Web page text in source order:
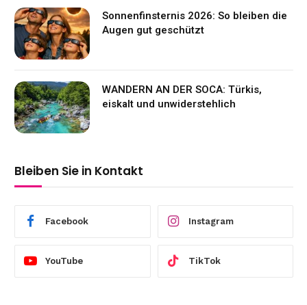
Sonnenfinsternis 2026: So bleiben die
Augen gut geschützt
WANDERN AN DER SOCA: Türkis,
eiskalt und unwiderstehlich
Bleiben Sie in Kontakt
Facebook Instagram
YouTube TikTok